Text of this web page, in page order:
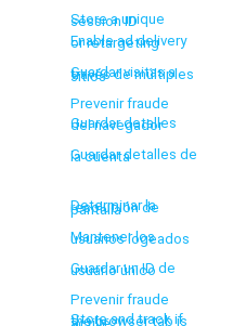
Store a unique session ID
Enable ad delivery or retargeting
Guardar visitas a través de múltiples sitios
Prevenir fraude
Guardar detalles del navegador
Guardar detalles de la cuenta
Determinar la resolución de pantalla
Mantener los usuarios logeados
Guardar un ID de usuario único
Prevenir fraude